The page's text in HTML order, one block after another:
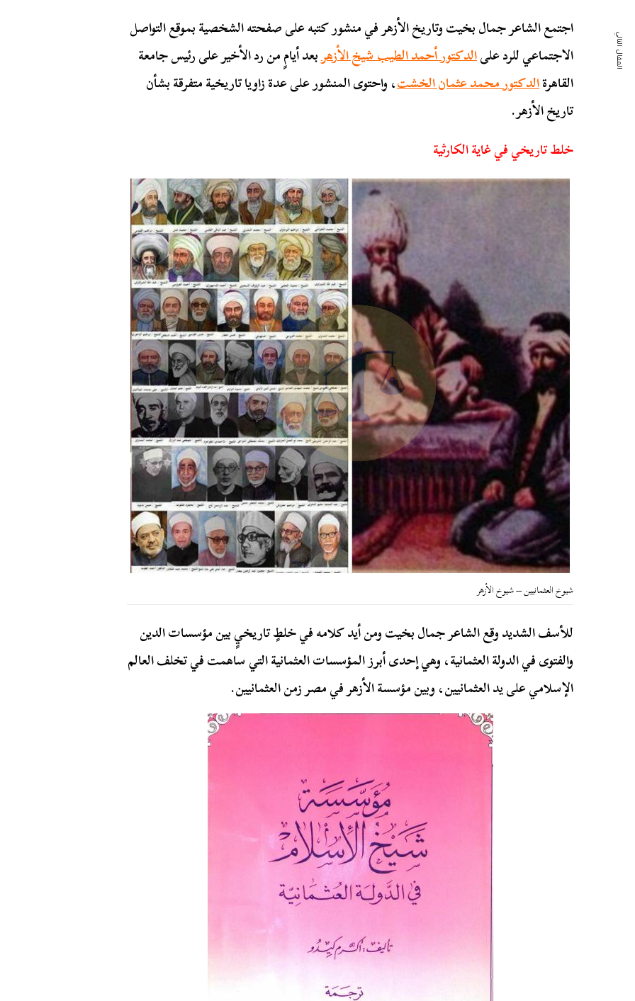
اجتمع الشاعر جمال بخيت وتاريخ الأزهر في منشور كتبه على صفحته الشخصية بموقع التواصل
الاجتماعي للرد علىالدكتور أحمد الطيب شيخ الأزهربعد أيامٍ من رد الأخير على رئيس جامعة
القاهرةالدكتور محمد عثمان الخشت، واحتوى المنشور على عدة زاويا تاريخية متفرقة بشأن
تاريخ الأزهر.
خلط تاريخي في غاية الكارثية
شيوخ العثمانيين – شيوخ الأزهر
للأسف الشديد وقع الشاعر جمال بخيت ومن أيد كلامه في خلطٍ تاريخيٍ بين مؤسسات الدين
والفتوى في الدولة العثمانية، وهي إحدى أبرز المؤسسات العثمانية التي ساهمت في تخلف العالم
الإسلامي على يد العثمانيين، وبين مؤسسة الأزهر في مصر زمن العثمانيين.
المقال التالي